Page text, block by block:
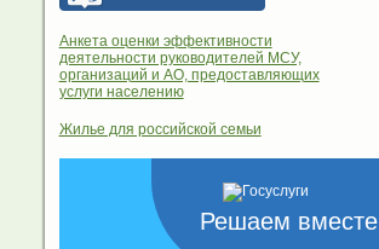
Анкета оценки эффективности
деятельности руководителей МСУ,
организаций и АО, предоставляющих
услуги населению
Жилье для российской семьи
Решаем вместе